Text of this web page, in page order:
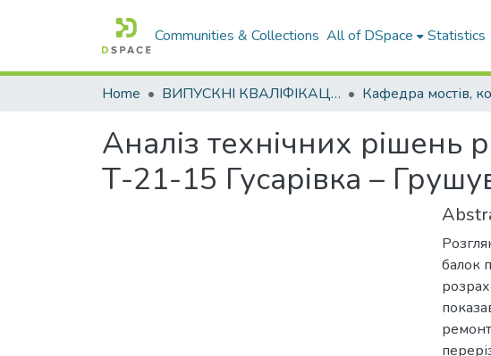
Communities & Collections All of DSpace Statistics
Home ВИПУСКНІ КВАЛІФІКАЦІЙНІ РОБОТИ
Аналіз технічних рішень
Т-21-15 Гусарівка –
балок